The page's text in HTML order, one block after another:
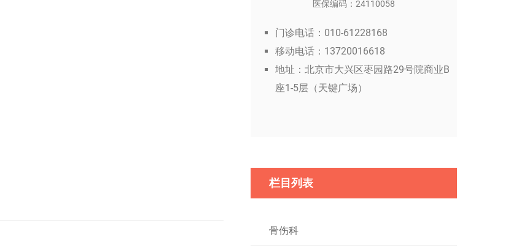
医保编码：24110058
门诊电话：010-61228168
移动电话：13720016618
地址：北京市大兴区枣园路29号院商业B
座1-5层（天键广场）
栏目列表
骨伤科